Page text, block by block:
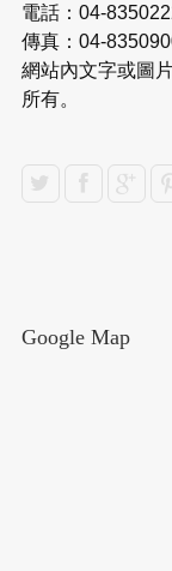
電話：04-
傳真：04-
網站內文字或圖
所有。
Google Map